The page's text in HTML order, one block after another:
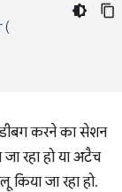
(
डीबग करने का सेशन
रहा हो या अटैच
जा रहा हो.